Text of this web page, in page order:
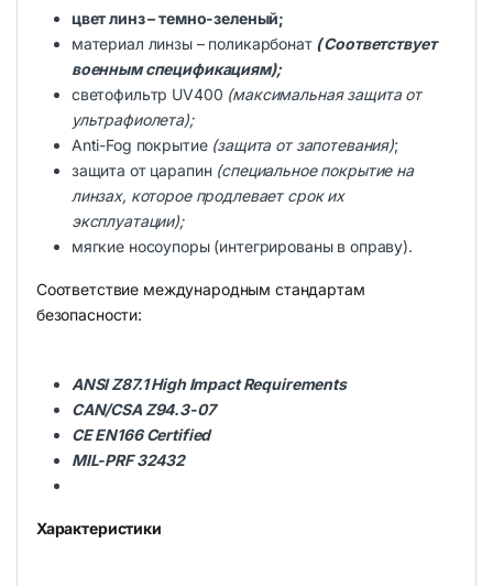
цвет линз – темно-зеленый;
материал линзы – поликарбонат( Соответствует
военным спецификациям);
светофильтр UV400 (максимальная защита от
ультрафиолета);
Anti-Fog покрытие(защита от запотевания);
защита от царапин(специальное покрытие на
линзах, которое продлевает срок их
эксплуатации);
мягкие носоупоры (интегрированы в оправу).
Соответствие международным стандартам
безопасности:
ANSI Z87.1 High Impact Requirements
CAN/CSA Z94.3-07
CE EN166 Certified
MIL-PRF 32432
Характеристики